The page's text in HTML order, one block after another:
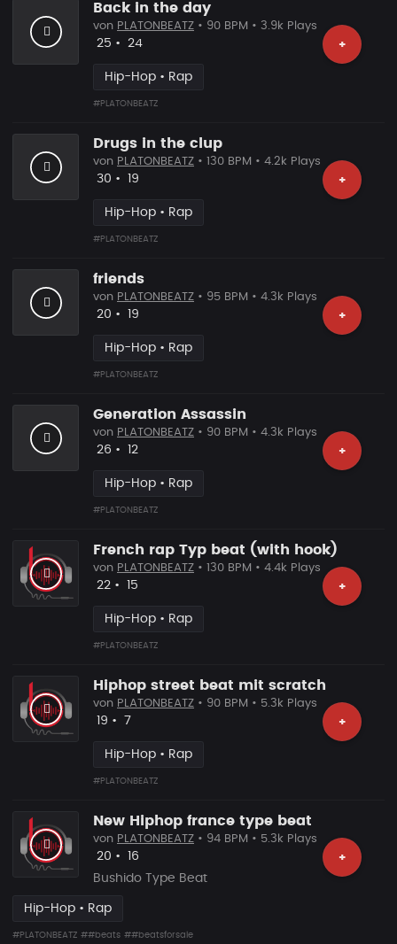
Back in the day
+
von PLATONBEATZ • 90 BPM • 3.9k Plays
Likes
25 • Vorgeschlagen
24
Hip-Hop • Rap
#PLATONBEATZ
Drugs in the clup
+
von PLATONBEATZ • 130 BPM • 4.2k Plays
Likes
30 • Vorgeschlagen
19
Hip-Hop • Rap
#PLATONBEATZ
friends
+
von PLATONBEATZ • 95 BPM • 4.3k Plays
Likes
20 • Vorgeschlagen
19
Hip-Hop • Rap
#PLATONBEATZ
Generation Assassin
+
von PLATONBEATZ • 90 BPM • 4.3k Plays
Likes
26 • Vorgeschlagen
12
Hip-Hop • Rap
#PLATONBEATZ
French rap Typ beat (with hook)
+
von PLATONBEATZ • 130 BPM • 4.4k Plays
Likes
22 • Vorgeschlagen
15
Hip-Hop • Rap
#PLATONBEATZ
Hiphop street beat mit scratch
+
von PLATONBEATZ • 90 BPM • 5.3k Plays
Likes
19 • Vorgeschlagen
7
Hip-Hop • Rap
#PLATONBEATZ
New Hiphop france type beat
+
von PLATONBEATZ • 94 BPM • 5.3k Plays
Likes
20 • Vorgeschlagen
16
Bushido Type Beat
Hip-Hop • Rap
#PLATONBEATZ ##beats ##beatsforsale